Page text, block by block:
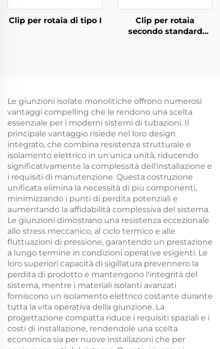
Clip per rotaia di tipo I
Clip per rotaia
secondo standard
Le giunzioni isolate monolitiche offrono numerosi
vantaggi compelling che le rendono una scelta
essenziale per i moderni sistemi di tubazioni. Il
principale vantaggio risiede nel loro design
integrato, che combina resistenza strutturale e
isolamento elettrico in un'unica unità, riducendo
significativamente la complessità dell'installazione e
i requisiti di manutenzione. Questa costruzione
unificata elimina la necessità di più componenti,
minimizzando i punti di perdita potenziali e
aumentando la affidabilità complessiva del sistema.
Le giunzioni dimostrano una resistenza eccezionale
allo stress meccanico, al ciclo termico e alle
fluttuazioni di pressione, garantendo un prestazione
a lungo termine in condizioni operative esigenti. Le
loro superiori capacità di sigillatura prevennero la
perdita di prodotto e mantengono l'integrità del
sistema, mentre i materiali isolanti avanzati
forniscono un isolamento elettrico costante durante
tutta la vita operativa della giunzione. La
progettazione compatta riduce i requisiti spaziali e i
costi di installazione, rendendole una scelta
economica sia per nuove installazioni che per